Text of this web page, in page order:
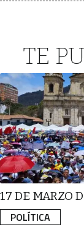
TE
POLÍTICA
17 DE MARZO